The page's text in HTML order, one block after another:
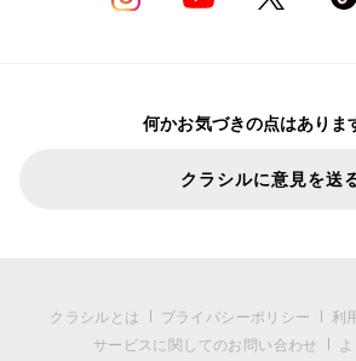
何かお気づきの点はありま
クラシルに意見を送
クラシルとは プライバシーポリシー 利
サービスに関してのお問い合わせ